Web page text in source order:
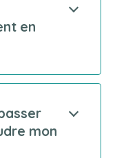
en
mon